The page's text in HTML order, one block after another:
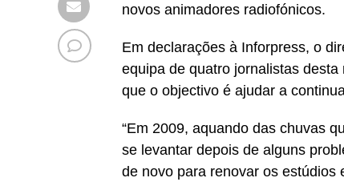
novos animadores radiofónicos.
Em declarações à Inforpress, o
equipa de quatro jornalistas
que o objectivo é ajudar a
“Em 2009, aquando das chuvas
se levantar depois de alguns
de novo para renovar os estúdios